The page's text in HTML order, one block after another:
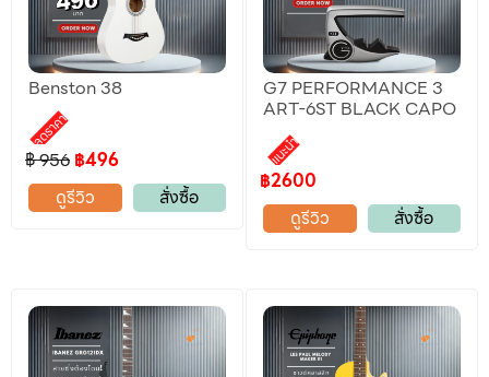
Benston 38
ลดราคา
฿ 956 ฿496
ดูรีวิว
สั่งซื้อ
G7 PERFORMANCE 3
ART-6ST BLACK CAPO
แนะนำ
฿2600
ดูรีวิว
สั่งซื้อ